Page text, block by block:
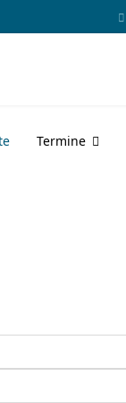
Termine